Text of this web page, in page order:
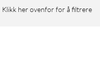
Klikk her ovenfor for å filtrere